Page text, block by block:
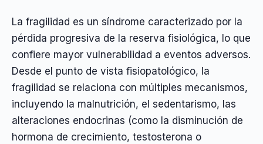
La fragilidad es un síndrome caracterizado por la
pérdida progresiva de la reserva fisiológica, lo que
confiere mayor vulnerabilidad a eventos adversos.
Desde el punto de vista fisiopatológico, la
fragilidad se relaciona con múltiples mecanismos,
incluyendo la malnutrición, el sedentarismo, las
alteraciones endocrinas (como la disminución de
hormona de crecimiento, testosterona o